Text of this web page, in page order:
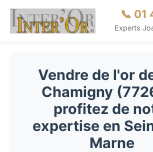
📞 01
Experts
Vendre de l'or
Chamigny
profitez de
expertise en
Marne